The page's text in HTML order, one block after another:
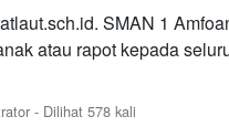
SMAN 1
atau rapot kepada
- Dilihat 578 kali